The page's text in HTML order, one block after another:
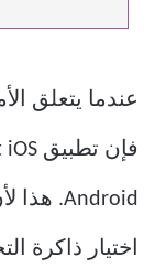
عندما يتعلق
اختيار ذاكرة